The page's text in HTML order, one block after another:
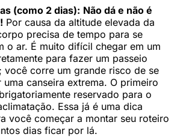
(como 2 dias): Não dá e não é
Por causa da altitude elevada da
precisa de tempo para se
o ar. É muito difícil chegar em um
para fazer um passeio
você corre um grande risco de se
uma canseira extrema. O primeiro
reservado para o
Essa já é uma dica
você começar a montar seu roteiro
dias ficar por lá.